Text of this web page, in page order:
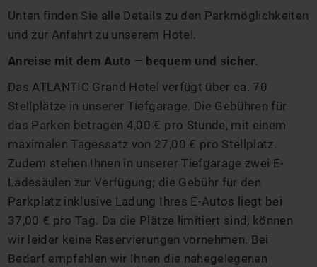
Unten finden Sie alle Details zu den Parkmöglichkeiten
und zur Anfahrt zu unserem Hotel.
Anreise mit dem Auto – bequem und sicher.
Das ATLANTIC Grand Hotel verfügt über ca. 70
Stellplätze in unserer Tiefgarage. Die Gebühren für
das Parken betragen 4,00 € pro Stunde, mit einem
maximalen Tagessatz von 27,00 € pro Stellplatz.
Zudem stehen Ihnen in unserer Tiefgarage zwei E-
Ladesäulen zur Verfügung; die Gebühr für den
Parkplatz inklusive Ladung Ihres E-Autos liegt bei
37,00 € pro Tag. Da die Plätze limitiert sind, können
wir leider keine Reservierungen vornehmen. Bei
Bedarf empfehlen wir Ihnen die nahegelegenen